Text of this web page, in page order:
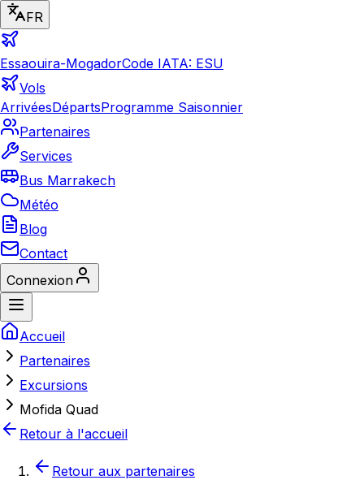
FR
Essaouira-MogadorCode IATA: ESU
Vols
ArrivéesDépartsProgramme Saisonnier
Partenaires
Services
Bus Marrakech
Météo
Blog
Contact
Connexion
Accueil
Partenaires
Excursions
Mofida Quad
Retour à l'accueil
Retour aux partenaires